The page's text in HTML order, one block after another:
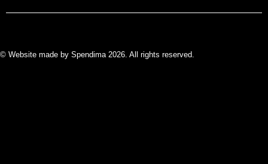
© Website made by Spendima 2026. All rights reserved.